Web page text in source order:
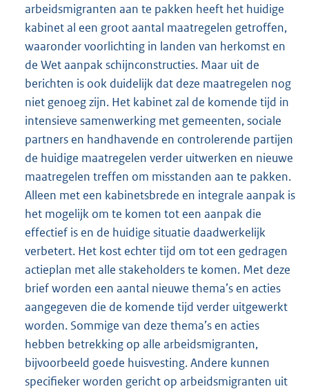
arbeidsmigranten aan te pakken heeft het huidige
kabinet al een groot aantal maatregelen getroffen,
waaronder voorlichting in landen van herkomst en
de Wet aanpak schijnconstructies. Maar uit de
berichten is ook duidelijk dat deze maatregelen nog
niet genoeg zijn. Het kabinet zal de komende tijd in
intensieve samenwerking met gemeenten, sociale
partners en handhavende en controlerende partijen
de huidige maatregelen verder uitwerken en nieuwe
maatregelen treffen om misstanden aan te pakken.
Alleen met een kabinetsbrede en integrale aanpak is
het mogelijk om te komen tot een aanpak die
effectief is en de huidige situatie daadwerkelijk
verbetert. Het kost echter tijd om tot een gedragen
actieplan met alle stakeholders te komen. Met deze
brief worden een aantal nieuwe thema’s en acties
aangegeven die de komende tijd verder uitgewerkt
worden. Sommige van deze thema’s en acties
hebben betrekking op alle arbeidsmigranten,
bijvoorbeeld goede huisvesting. Andere kunnen
specifieker worden gericht op arbeidsmigranten uit